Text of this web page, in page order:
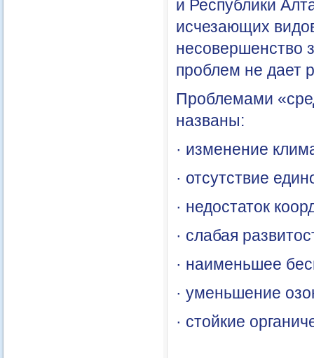
и Республики
исчезающих
несовершенство
проблем не дает
Проблемами
названы:
· изменение
· отсутствие
· недостаток
· слабая
· наименьшее
· уменьшение
· стойкие